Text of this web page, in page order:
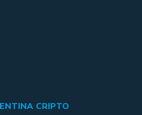
CRIPTO